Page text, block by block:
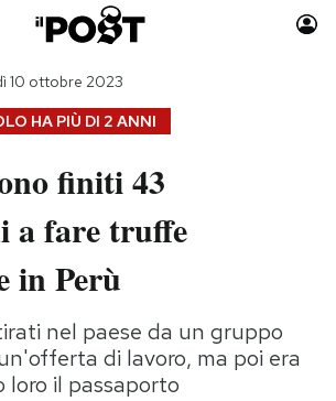
Auto
Moda
Consumismi
Media
Europa
HA PIÙ DI 2 ANNI
10 ottobre 2023
finiti 43
a fare truffe
in Perù
nel paese da un gruppo
di lavoro, ma poi era
il passaporto